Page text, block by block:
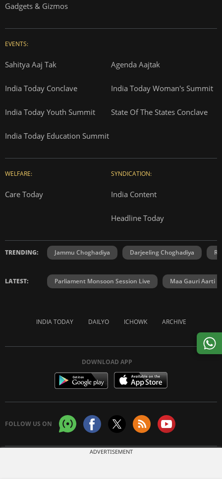
Gadgets & Gizmos
EVENTS:
Sahitya Aaj Tak Agenda Aajtak
India Today Conclave India Today Woman's Summit
India Today Youth Summit State Of The States Conclave
India Today Education Summit
WELFARE:
Care Today
SYNDICATION:
India Content
Headline Today
TRENDING: Jammu Choghadiya Darjeeling Choghadiya
LATEST: Parliament Monsoon Session Live Maa Gauri Aarti
INDIA TODAY DAILYO ICHOWK ARCHIVE
DOWNLOAD APP
FOLLOW US ON
ADVERTISEMENT